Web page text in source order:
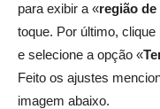
para exibir a «região
toque. Por último,
e selecione a opção «
Feito os ajustes
imagem abaixo.